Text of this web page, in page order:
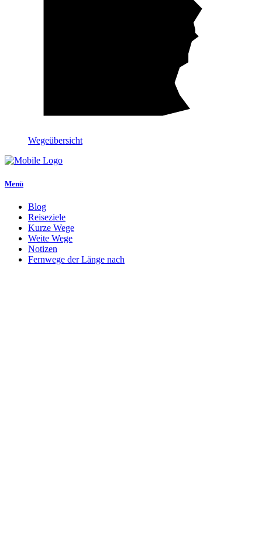
Wegeübersicht
Menü
Blog
Reiseziele
Kurze Wege
Weite Wege
Notizen
Fernwege der Länge nach